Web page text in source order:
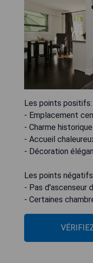
Les points positifs:
- Emplacement
- Charme
- Accueil
- Décoration
Les points
- Pas d'ascenseur
- Certaines